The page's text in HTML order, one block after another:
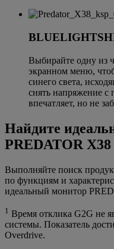
Выбирайте одну из
экранном меню,
синего света,
снять напряжение
впечатляет, но не
Найдите
PREDATOR X38
Выполняйте поиск
по функциям и
идеальный монитор
1 Время отклика G2G не
системы. Показатель
Overdrive.